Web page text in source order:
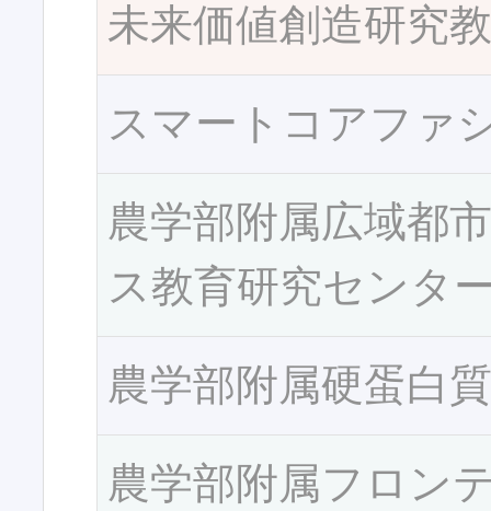
未来価値創造研究
スマートコアファ
農学部附属広域都
ス教育研究センタ
農学部附属硬蛋白
農学部附属フロン